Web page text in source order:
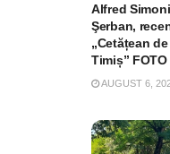
Alfred
Şerban,
„Cetățean
Timiș” FOTO
AUGUST 6,